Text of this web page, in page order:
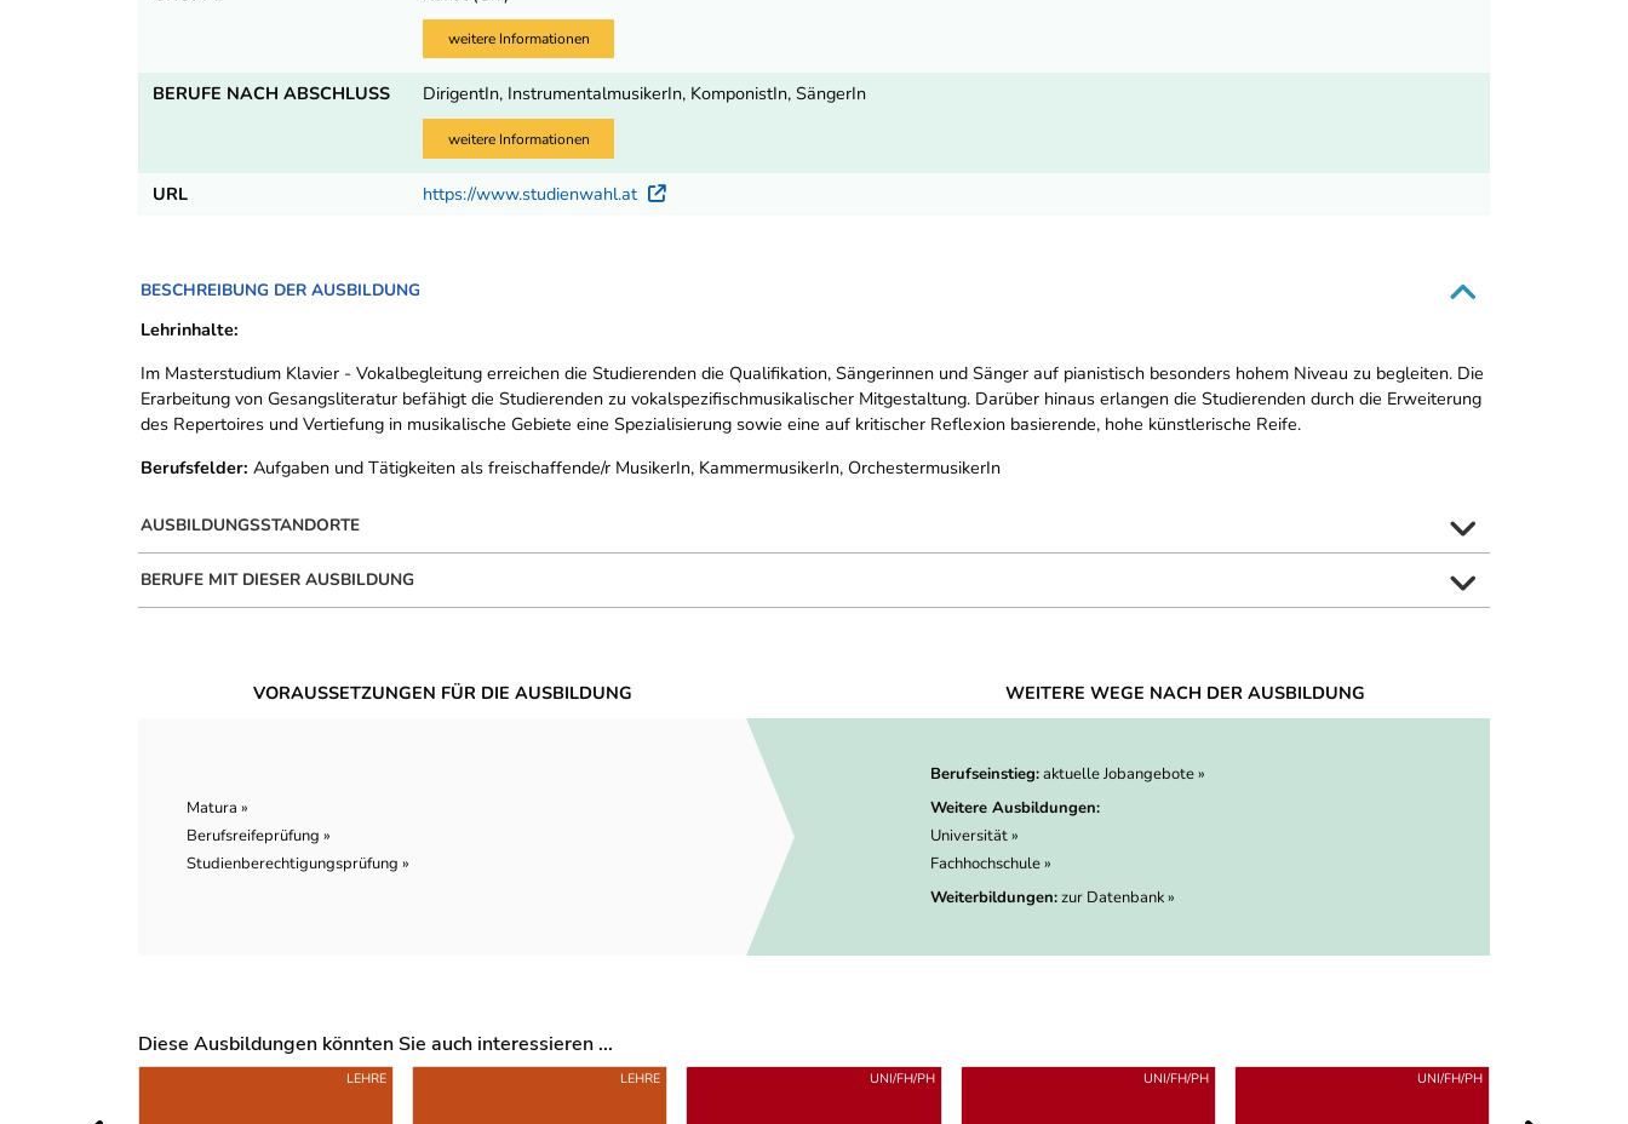
weitere Informationen
BERUFE NACH ABSCHLUSS DirigentIn, InstrumentalmusikerIn, KomponistIn, SängerIn
weitere Informationen
URL https://www.studienwahl.at Externer Link
BESCHREIBUNG DER AUSBILDUNG
Lehrinhalte:
Im Masterstudium Klavier - Vokalbegleitung erreichen die Studierenden die Qualifikation, Sängerinnen und Sänger auf pianistisch besonders hohem Niveau zu begleiten. Die
Erarbeitung von Gesangsliteratur befähigt die Studierenden zu vokalspezifischmusikalischer Mitgestaltung. Darüber hinaus erlangen die Studierenden durch die Erweiterung
des Repertoires und Vertiefung in musikalische Gebiete eine Spezialisierung sowie eine auf kritischer Reflexion basierende, hohe künstlerische Reife.
Berufsfelder: Aufgaben und Tätigkeiten als freischaffende/r MusikerIn, KammermusikerIn, OrchestermusikerIn
AUSBILDUNGSSTANDORTE
BERUFE MIT DIESER AUSBILDUNG
VORAUSSETZUNGEN FÜR DIE AUSBILDUNG
Matura »
Berufsreifeprüfung »
Studienberechtigungsprüfung »
WEITERE WEGE NACH DER AUSBILDUNG
Berufseinstieg:aktuelle Jobangebote »
Weitere Ausbildungen:
Universität »
Fachhochschule »
Weiterbildungen:zur Datenbank »
Diese Ausbildungen könnten Sie auch interessieren ...
Uber weitere Ausbildungsvorschläge
LEHRE LEHRE UNI/FH/PH UNI/FH/PH UNI/FH/PH